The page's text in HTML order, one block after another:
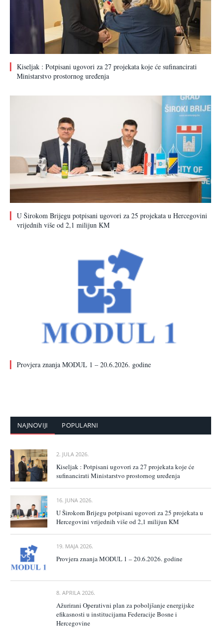
Kiseljak : Potpisani ugovori za 27 projekata koje će sufinancirati
Ministarstvo prostornog uređenja
U Širokom Brijegu potpisani ugovori za 25 projekata u Hercegovini
vrijednih više od 2,1 milijun KM
Provjera znanja MODUL 1 – 20.6.2026. godine
NAJNOVIJI POPULARNI
2. JULA 2026.
Kiseljak : Potpisani ugovori za 27 projekata koje će
sufinancirati Ministarstvo prostornog uređenja
16. JUNA 2026.
U Širokom Brijegu potpisani ugovori za 25 projekata u
Hercegovini vrijednih više od 2,1 milijun KM
19. MAJA 2026.
Provjera znanja MODUL 1 – 20.6.2026. godine
8. APRILA 2026.
Ažurirani Operativni plan za poboljšanje energijske
efikasnosti u institucijama Federacije Bosne i
Hercegovine